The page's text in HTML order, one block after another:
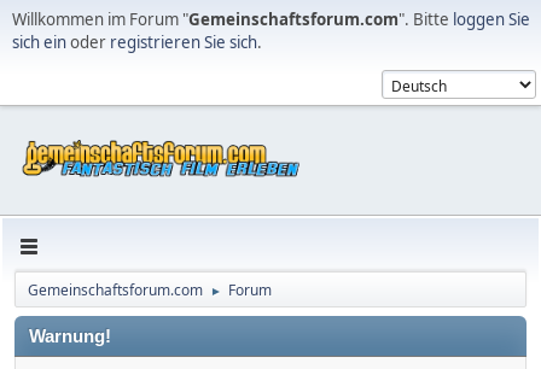
Willkommen im Forum "Gemeinschaftsforum.com". Bitte loggen Sie
sich einoder registrieren Sie sich.
Gemeinschaftsforum.com ► Forum
Warnung!